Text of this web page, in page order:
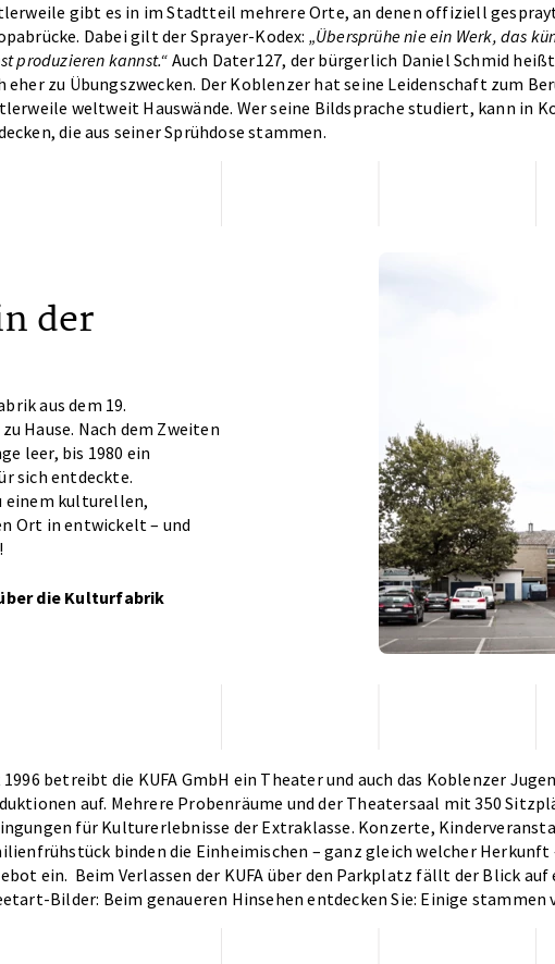
gibt es in im Stadtteil mehrere Orte, an denen offiziell
Dabei gilt der Sprayer-Kodex: „Übersprühe nie ein Werk, das
produzieren kannst.“ Auch Dater127, der bürgerlich Daniel Schmid
eher zu Übungszwecken. Der Koblenzer hat seine Leidenschaft zum
weltweit Hauswände. Wer seine Bildsprache studiert, kann in
die aus seiner Sprühdose stammen.
der
aus dem 19.
Hause. Nach dem Zweiten
leer, bis 1980 ein
sich entdeckte.
einem kulturellen,
Ort in entwickelt – und
die Kulturfabrik
1996 betreibt die KUFA GmbH ein Theater und auch das Koblenzer
auf. Mehrere Probenräume und der Theatersaal mit 350
für Kulturerlebnisse der Extraklasse. Konzerte,
binden die Einheimischen – ganz gleich welcher
ein. Beim Verlassen der KUFA über den Parkplatz fällt der Blick auf
Bilder: Beim genaueren Hinsehen entdecken Sie: Einige stammen